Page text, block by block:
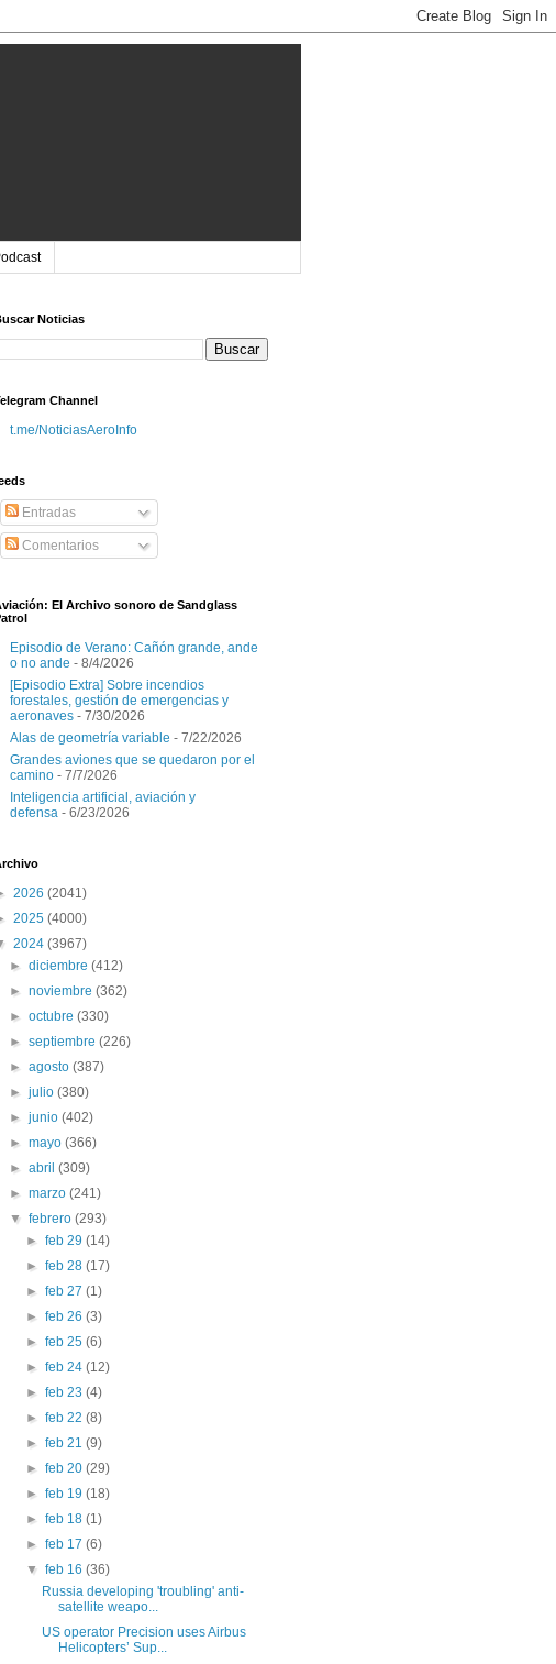
Noticias
Channel
t.me/NoticiasAeroInfo
Entradas
Comentarios
El Archivo sonoro de Sandglass
Episodio de Verano: Cañón grande, ande
o no ande - 8/4/2026
[Episodio Extra] Sobre incendios
forestales, gestión de emergencias y
aeronaves - 7/30/2026
Alas de geometría variable - 7/22/2026
Grandes aviones que se quedaron por el
camino - 7/7/2026
Inteligencia artificial, aviación y
defensa - 6/23/2026
2026 (2041)
2025 (4000)
2024 (3967)
►diciembre(412)
►noviembre(362)
►octubre(330)
►septiembre(226)
►agosto(387)
►julio(380)
►junio(402)
►mayo(366)
►abril(309)
►marzo(241)
▼febrero(293)
► feb 29 (14)
► feb 28 (17)
► feb 27 (1)
► feb 26 (3)
► feb 25 (6)
► feb 24 (12)
► feb 23 (4)
► feb 22 (8)
► feb 21 (9)
► feb 20 (29)
► feb 19 (18)
► feb 18 (1)
► feb 17 (6)
▼ feb 16 (36)
Russia developing 'troubling' anti-
satellite weapo...
US operator Precision uses Airbus
Helicopters’ Sup...